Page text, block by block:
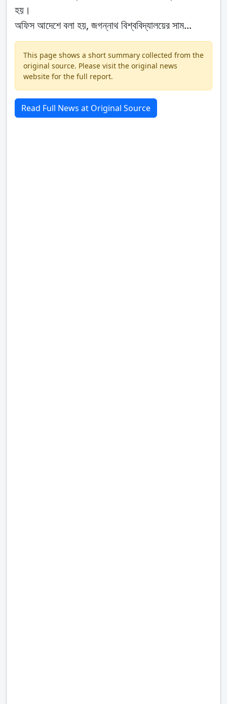
হয়।
অফিস আদেশে বলা হয়, জগন্নাথ বিশ্ববিদ্যালয়ের সাম...
This page shows a short summary collected from the
original source. Please visit the original news
website for the full report.
Read Full News at Original Source